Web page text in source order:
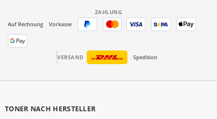
ZAHLUNG
Auf Rechnung
Vorkasse
VERSAND Spedition
TONER NACH HERSTELLER